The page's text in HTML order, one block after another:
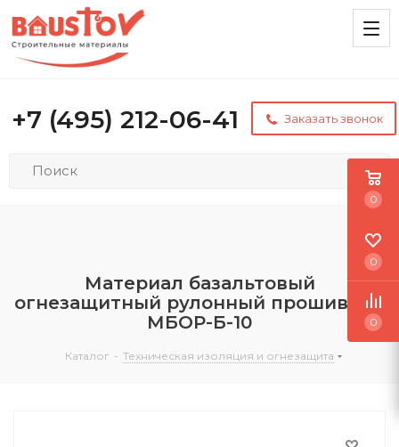
+7 (495) 212-06-41 Заказать звонок
Материал базальтовый
огнезащитный рулонный прошивной
МБОР-Б-10
Каталог - Техническая изоляция и огнезащита
0
0
0